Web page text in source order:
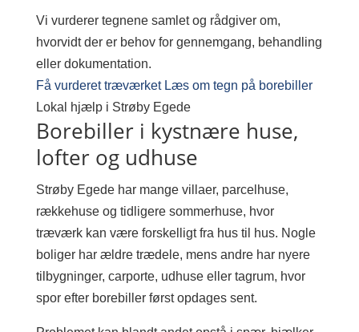
Vi vurderer tegnene samlet og rådgiver om,
hvorvidt der er behov for gennemgang, behandling
eller dokumentation.
Få vurderet træværket Læs om tegn på borebiller
Lokal hjælp i Strøby Egede
Borebiller i kystnære huse,
lofter og udhuse
Strøby Egede har mange villaer, parcelhuse,
rækkehuse og tidligere sommerhuse, hvor
træværk kan være forskelligt fra hus til hus. Nogle
boliger har ældre trædele, mens andre har nyere
tilbygninger, carporte, udhuse eller tagrum, hvor
spor efter borebiller først opdages sent.